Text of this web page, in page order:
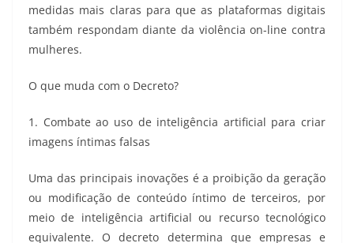
medidas mais claras para que as plataformas digitais
também respondam diante da violência on-line contra
mulheres.
O que muda com o Decreto?
1. Combate ao uso de inteligência artificial para criar
imagens íntimas falsas
Uma das principais inovações é a proibição da geração
ou modificação de conteúdo íntimo de terceiros, por
meio de inteligência artificial ou recurso tecnológico
equivalente. O decreto determina que empresas e